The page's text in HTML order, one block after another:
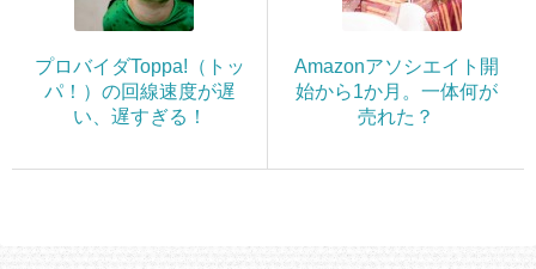
プロバイダToppa!（トッ
パ！）の回線速度が遅
い、遅すぎる！
Amazonアソシエイト開
始から1か月。一体何が
売れた？